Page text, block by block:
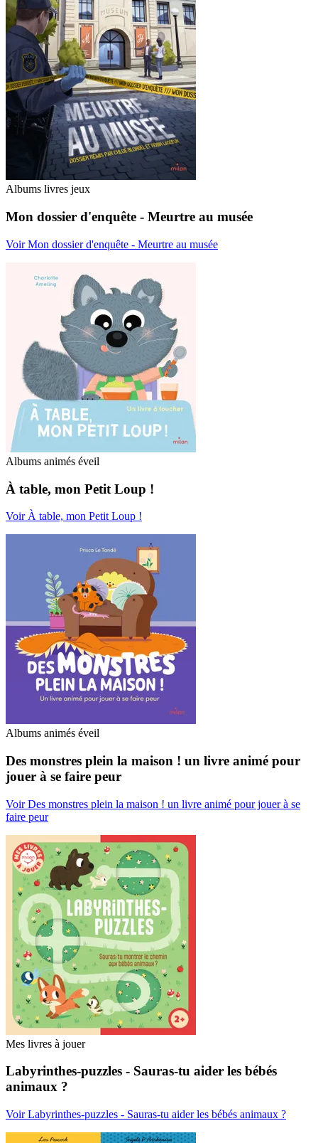
Albums livres jeux
Mon dossier d'enquête - Meurtre au musée
Voir Mon dossier d'enquête - Meurtre au musée
Albums animés éveil
À table, mon Petit Loup !
Voir À table, mon Petit Loup !
Albums animés éveil
Des monstres plein la maison ! un livre animé pour
jouer à se faire peur
Voir Des monstres plein la maison ! un livre animé pour jouer à se
faire peur
Mes livres à jouer
Labyrinthes-puzzles - Sauras-tu aider les bébés
animaux ?
Voir Labyrinthes-puzzles - Sauras-tu aider les bébés animaux ?